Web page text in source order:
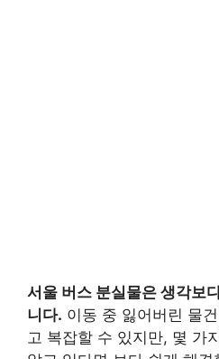
서울 버스 분실물은 생각보
니다. 이동 중 잃어버린 물
고 복잡할 수 있지만, 몇 가